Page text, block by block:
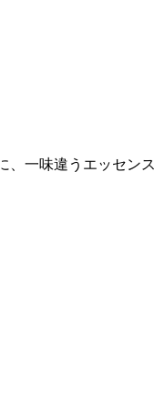
一味違うエッセン